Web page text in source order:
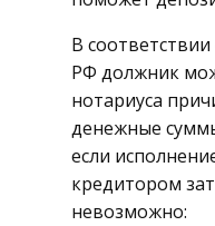
В
РФ должник
нотариуса
денежные
если
кредитором
невозможно: